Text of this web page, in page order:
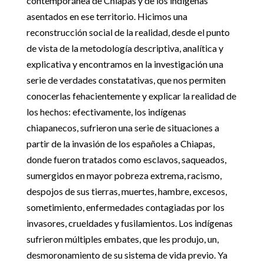
asentados en ese territorio. Hicimos una
reconstrucción social de la realidad, desde el punto
de vista de la metodología descriptiva, analítica y
explicativa y encontramos en la investigación una
serie de verdades constatativas, que nos permiten
conocerlas fehacientemente y explicar la realidad de
los hechos: efectivamente, los indígenas
chiapanecos, sufrieron una serie de situaciones a
partir de la invasión de los españoles a Chiapas,
donde fueron tratados como esclavos, saqueados,
sumergidos en mayor pobreza extrema, racismo,
despojos de sus tierras, muertes, hambre, excesos,
sometimiento, enfermedades contagiadas por los
invasores, crueldades y fusilamientos. Los indígenas
sufrieron múltiples embates, que les produjo, un,
desmoronamiento de su sistema de vida previo. Ya